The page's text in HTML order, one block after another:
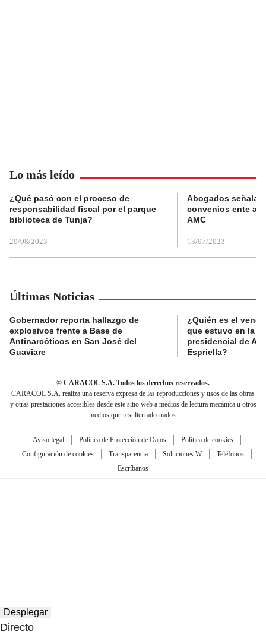
Lo más leído
¿Qué pasó con el proceso de
responsabilidad fiscal por el parque
biblioteca de Tunja?
29/08/2023
Abogados
convenios ente
AMC
13/07/2023
Últimas Noticias
Gobernador reporta hallazgo de
explosivos frente a Base de
Antinarcóticos en San José del
Guaviare
¿Quién es el
que estuvo en la
presidencial de
Espriella?
© CARACOL S.A. Todos los derechos reservados.
CARACOL S.A. realiza una reserva expresa de las reproducciones y usos de las obras
y otras prestaciones accesibles desde este sitio web a medios de lectura mecánica u otros
medios que resulten adecuados.
Aviso legal Política de Protección de Datos
Política de cookies
Configuración de cookies
Transparencia Soluciones W
Teléfonos
Escríbanos
Desplegar
Directo